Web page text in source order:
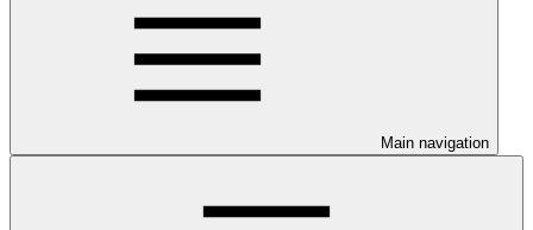
Main navigation